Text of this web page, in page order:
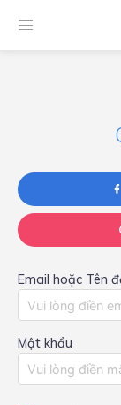
Email hoặc Tên
Mật khẩu